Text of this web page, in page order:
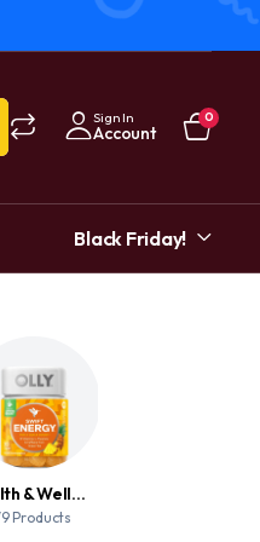
Sign In
Account
0
Black Friday!
Health & Wellness
Products